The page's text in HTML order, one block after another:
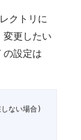
クトリに
変更したい
の設定は
ない場合)